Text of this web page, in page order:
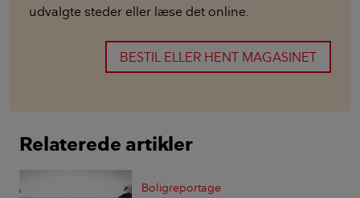
udvalgte steder eller læse det online.
BESTIL ELLER HENT MAGASINET
Relaterede artikler
Boligreportage